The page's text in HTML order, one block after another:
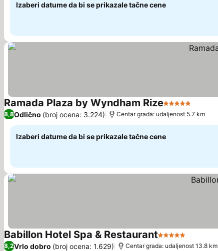
Izaberi datume da bi se prikazale tačne cene
Ramada Plaza by Wyndham Rize5 Zvezdice
8,8Odlično (broj ocena: 3.224) Centar grada: udaljenost 5.7 km
Izaberi datume da bi se prikazale tačne cene
Babillon Hotel Spa & Restaurant5 Zvezdice
8,2Vrlo dobro (broj ocena: 1.629) Centar grada: udaljenost 13.8 km